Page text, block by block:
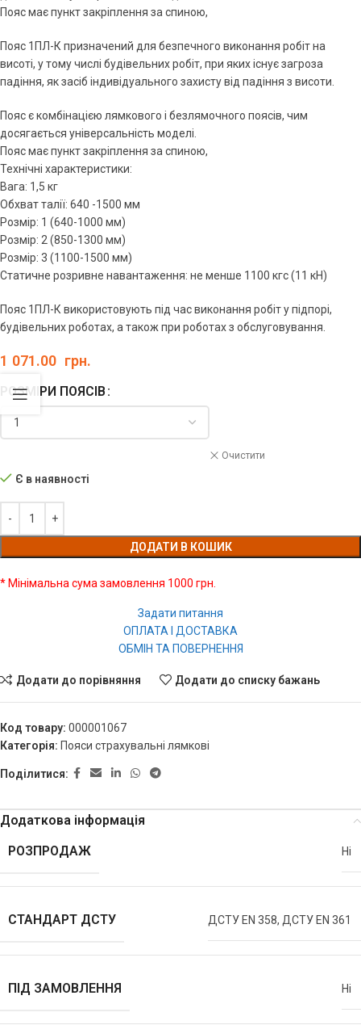
Пояс має пункт закріплення за спиною,
Пояс 1ПЛ-К призначений для безпечного виконання робіт на
висоті, у тому числі будівельних робіт, при яких існує загроза
падіння, як засіб індивідуального захисту від падіння з висоти.
Пояс є комбінацією лямкового і безлямочного поясів, чим
досягається універсальність моделі.
Пояс має пункт закріплення за спиною,
Технічні характеристики:
Вага: 1,5 кг
Обхват талії: 640 -1500 мм
Розмір: 1 (640-1000 мм)
Розмір: 2 (850-1300 мм)
Розмір: 3 (1100-1500 мм)
Статичне розривне навантаження: не менше 1100 кгс (11 кН)
Пояс 1ПЛ-К використовують під час виконання робіт у підпорі,
будівельних роботах, а також при роботах з обслуговування.
1 071.00 грн.
РОЗМІРИ ПОЯСІВ
Очистити
Є в наявності
ДОДАТИ В КОШИК
* Мінімальна сума замовлення 1000 грн.
Задати питання
ОПЛАТА І ДОСТАВКА
ОБМІН ТА ПОВЕРНЕННЯ
Додати до порівняння Додати до списку бажань
Код товару: 000001067
Категорія: Пояси страхувальні лямкові
Поділитися:
Додаткова інформація
РОЗПРОДАЖ
Ні
СТАНДАРТ ДСТУ ДСТУ EN 358, ДСТУ EN 361
ПІД ЗАМОВЛЕННЯ Ні